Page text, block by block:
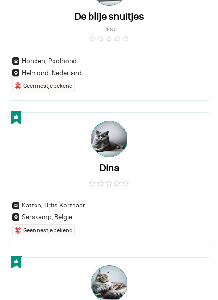
De blije snuitjes
UBN:
Honden, Poolhond
Helmond, Nederland
Geen nestje bekend
Dina
Katten, Brits Korthaar
Serskamp, Belgie
Geen nestje bekend